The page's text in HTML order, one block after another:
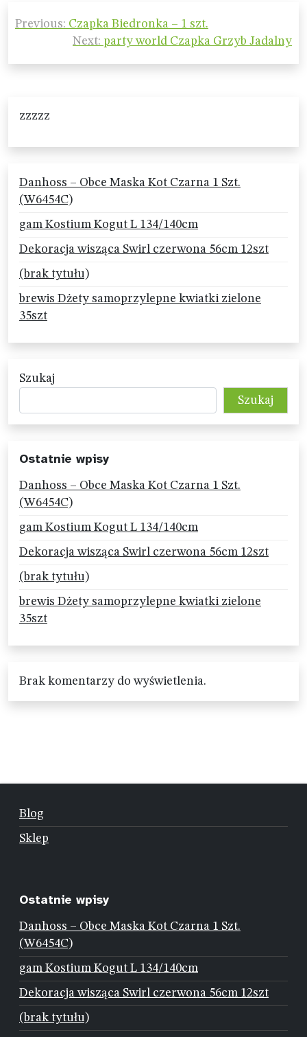
Nawigacja
wpisu
Previous: Czapka Biedronka – 1 szt.
Next: party world Czapka Grzyb Jadalny
zzzzz
Danhoss – Obce Maska Kot Czarna 1 Szt.
(W6454C)
gam Kostium Kogut L 134/140cm
Dekoracja wisząca Swirl czerwona 56cm 12szt
(brak tytułu)
brewis Dżety samoprzylepne kwiatki zielone
35szt
Szukaj
Szukaj
Ostatnie wpisy
Danhoss – Obce Maska Kot Czarna 1 Szt.
(W6454C)
gam Kostium Kogut L 134/140cm
Dekoracja wisząca Swirl czerwona 56cm 12szt
(brak tytułu)
brewis Dżety samoprzylepne kwiatki zielone
35szt
Brak komentarzy do wyświetlenia.
Blog
Sklep
Ostatnie wpisy
Danhoss – Obce Maska Kot Czarna 1 Szt.
(W6454C)
gam Kostium Kogut L 134/140cm
Dekoracja wisząca Swirl czerwona 56cm 12szt
(brak tytułu)